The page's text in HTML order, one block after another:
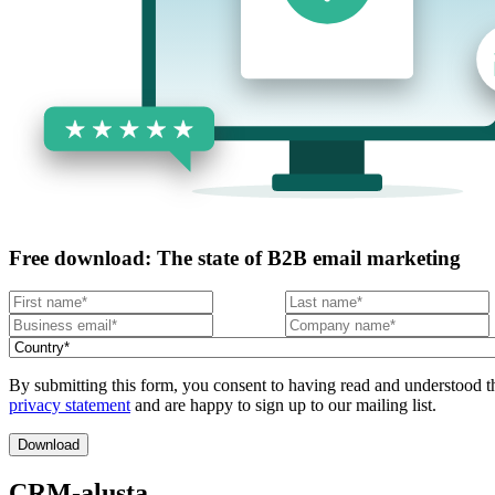
Free download: The state of B2B email marketing
By submitting this form, you consent to having read and understood
privacy statementand are happy to sign up to our mailing list.